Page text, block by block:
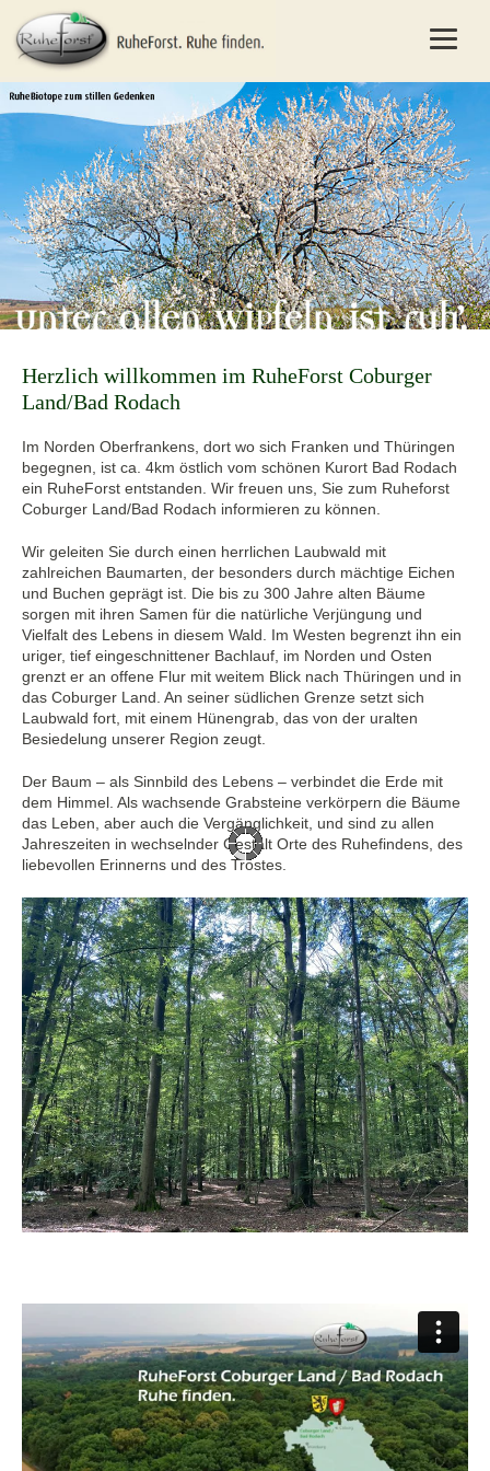
Herzlich willkommen im RuheForst Coburger
Land/Bad Rodach
Im Norden Oberfrankens, dort wo sich Franken und Thüringen
begegnen, ist ca. 4km östlich vom schönen Kurort Bad Rodach
ein RuheForst entstanden. Wir freuen uns, Sie zum Ruheforst
Coburger Land/Bad Rodach informieren zu können.
Wir geleiten Sie durch einen herrlichen Laubwald mit
zahlreichen Baumarten, der besonders durch mächtige Eichen
und Buchen geprägt ist. Die bis zu 300 Jahre alten Bäume
sorgen mit ihren Samen für die natürliche Verjüngung und
Vielfalt des Lebens in diesem Wald. Im Westen begrenzt ihn ein
uriger, tief eingeschnittener Bachlauf, im Norden und Osten
grenzt er an offene Flur mit weitem Blick nach Thüringen und in
das Coburger Land. An seiner südlichen Grenze setzt sich
Laubwald fort, mit einem Hünengrab, das von der uralten
Besiedelung unserer Region zeugt.
Der Baum – als Sinnbild des Lebens – verbindet die Erde mit
dem Himmel. Als wachsende Grabsteine verkörpern die Bäume
das Leben, aber auch die Vergänglichkeit, und sind zu allen
Jahreszeiten in wechselnder Gestalt Orte des Ruhefindens, des
liebevollen Erinnerns und des Trostes.